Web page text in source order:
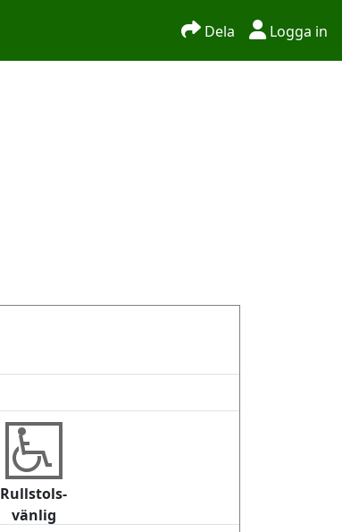
Dela Logga in
Rullstols-
vänlig